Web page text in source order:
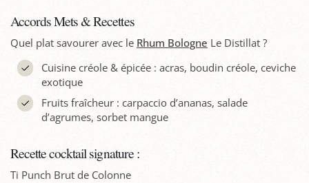
Accords Mets & Recettes
Quel plat savourer avec le Rhum Bologne Le Distillat ?
Cuisine créole & épicée : acras, boudin créole, ceviche
exotique
Fruits fraîcheur : carpaccio d’ananas, salade
d’agrumes, sorbet mangue
Recette cocktail signature :
Ti Punch Brut de Colonne